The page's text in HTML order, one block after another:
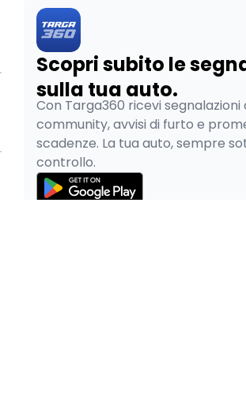
Scopri subito le
sulla tua auto.
Con Targa360 ricevi segnalazioni
community, avvisi di furto e
scadenze. La tua auto, sempre
controllo.